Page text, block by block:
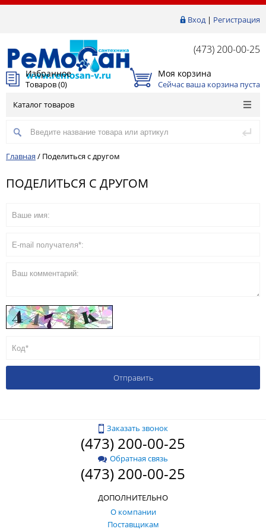
Вход| Регистрация
(473) 200-00-25
Избранное
Товаров (0)
Моя корзина
Сейчас ваша корзина пуста
Каталог товаров
Главная / Поделиться с другом
ПОДЕЛИТЬСЯ С ДРУГОМ
Заказать звонок
(473) 200-00-25
Обратная связь
(473) 200-00-25
ДОПОЛНИТЕЛЬНО
О компании
Поставщикам